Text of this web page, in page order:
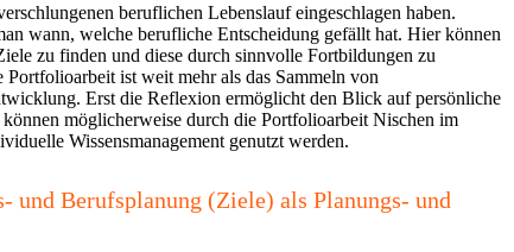
beruflichen Lebenslauf eingeschlagen haben.
wann, welche berufliche Entscheidung gefällt hat. Hier können
zu finden und diese durch sinnvolle Fortbildungen zu
ist weit mehr als das Sammeln von
Erst die Reflexion ermöglicht den Blick auf persönliche
möglicherweise durch die Portfolioarbeit Nischen im
Wissensmanagement genutzt werden.
und Berufsplanung (Ziele) als Planungs- und